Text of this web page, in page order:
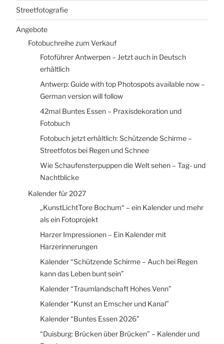
Streetfotografie
Angebote
Fotobuchreihe zum Verkauf
Fotoführer Antwerpen – Jetzt auch in Deutsch
erhältlich
Antwerp: Guide with top Photospots available now –
German version will follow
42mal Buntes Essen – Praxisdekoration und
Fotobuch
Fotobuch jetzt erhältlich: Schützende Schirme –
Streetfotos bei Regen und Schnee
Wie Schaufensterpuppen die Welt sehen – Tag- und
Nachtblicke
Kalender für 2027
„KunstLichtTore Bochum“ – ein Kalender und mehr
als ein Fotoprojekt
Harzer Impressionen – Ein Kalender mit
Harzerinnerungen
Kalender “Schützende Schirme – Auch bei Regen
kann das Leben bunt sein”
Kalender “Traumlandschaft Hohes Venn”
Kalender “Kunst an Emscher und Kanal”
Kalender “Buntes Essen 2026”
“Duisburg: Brücken über Brücken” – Kalender und